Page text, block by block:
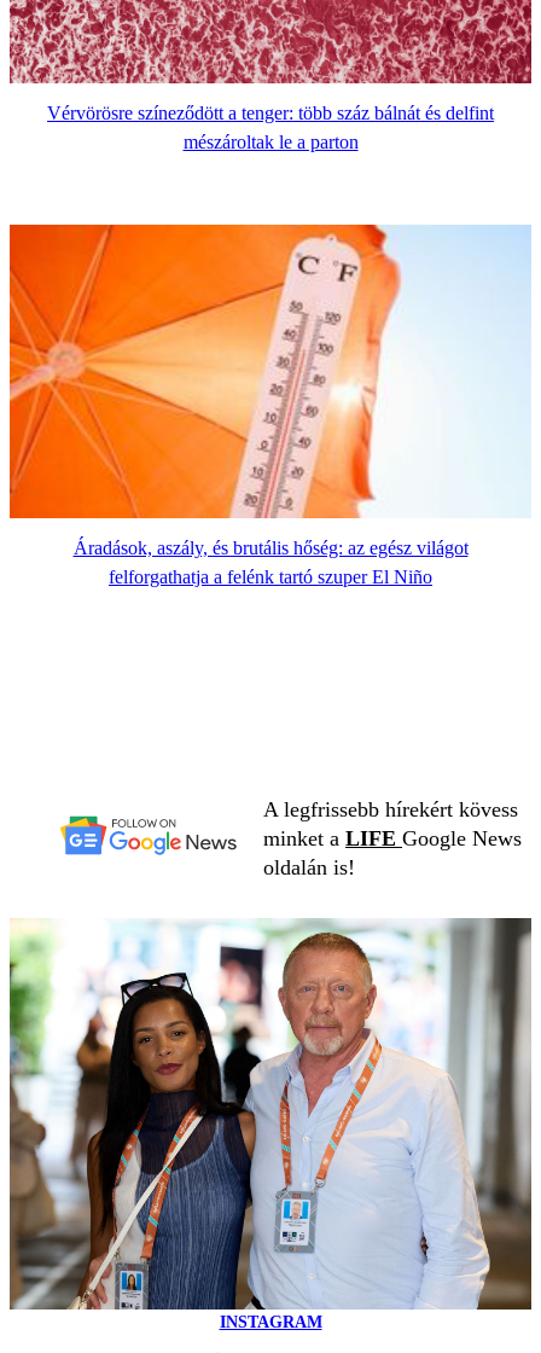
Vérvörösre színeződött a tenger: több száz bálnát és delfint
mészároltak le a parton
Áradások, aszály, és brutális hőség: az egész világot
felforgathatja a felénk tartó szuper El Niño
A legfrissebb hírekért kövess
minket a LIFE Google News
oldalán is!
INSTAGRAM